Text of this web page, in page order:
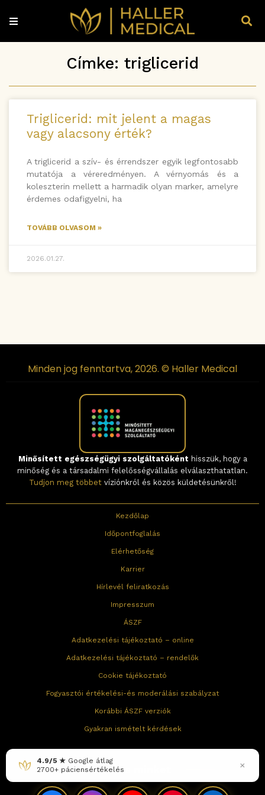
Címke: triglicerid
Triglicerid: mit jelent a magas
vagy alacsony érték?
A triglicerid a szív- és érrendszer egyik legfontosabb
mutatója a véreredményen. A vérnyomás és a
koleszterin mellett a harmadik olyan marker, amelyre
érdemes odafigyelni, ha
TOVÁBB OLVASOM »
2026.01.27.
Minden jog fenntartva, 2026. © Haller Medical
Minősített egészségügyi szolgáltatóként hisszük, hogy a
minőség és a társadalmi felelősségvállalás elválaszthatatlan.
Tudjon meg többetvíziónkról és közös küldetésünkről!
átlag
Kezdőlap
Időpontfoglalás
Elérhetőség
Karrier
Hírlevél feliratkozás
Impresszum
ÁSZF
Adatkezelési tájékoztató – online
Adatkezelési tájékoztató – rendelők
Cookie tájékoztató
Fogyasztói értékelési-és moderálási szabályzat
Korábbi ÁSZF verziók
Gyakran ismételt kérdések